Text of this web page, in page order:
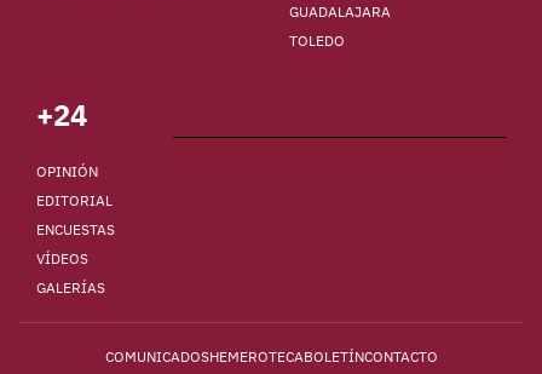
GUADALAJARA
TOLEDO
+24
OPINIÓN
EDITORIAL
ENCUESTAS
VÍDEOS
GALERÍAS
COMUNICADOSHEMEROTECABOLETÍNCONTACTO